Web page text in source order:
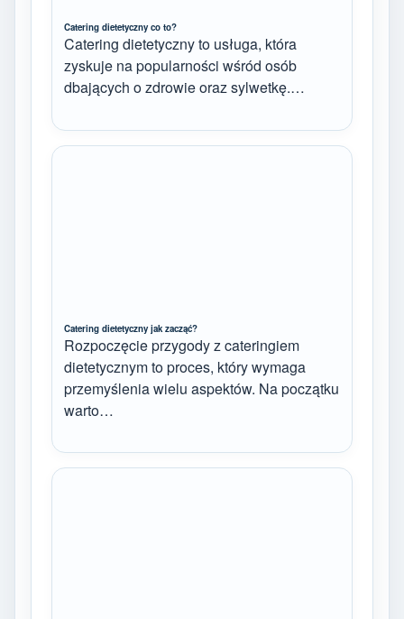
Catering dietetyczny co to?
Catering dietetyczny to usługa, która
zyskuje na popularności wśród osób
dbających o zdrowie oraz sylwetkę.…
Catering dietetyczny jak zacząć?
Rozpoczęcie przygody z cateringiem
dietetycznym to proces, który wymaga
przemyślenia wielu aspektów. Na początku
warto…